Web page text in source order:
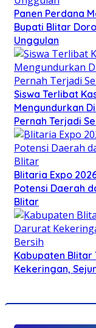
Panen Perdana
Bupati Blitar
Unggulan
Siswa Terlibat
Mengundurkan
Pernah Terjadi
Blitaria Expo
Potensi Daerah
Blitar
Kabupaten Blitar
Kekeringan,